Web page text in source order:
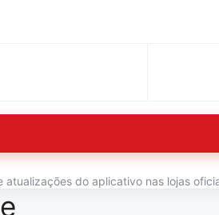
do aplicativo nas lojas